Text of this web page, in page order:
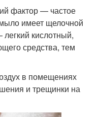
фактор — частое
имеет щелочной
кислотный,
средства, тем
в помещениях
и трещинки на